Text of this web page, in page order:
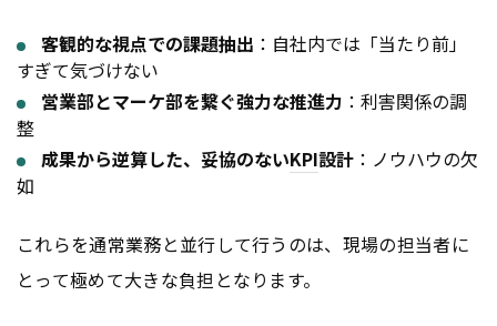
客観的な視点での課題抽出 ：自社内では「当たり前」
すぎて気づけない
営業部とマーケ部を繋ぐ強力な推進力 ：利害関係の調
整
成果から逆算した、妥協のないKPI設計 ：ノウハウの欠
如
これらを通常業務と並行して行うのは、現場の担当者に
とって極めて大きな負担となります。